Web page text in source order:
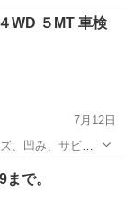
： Ｌターボ
フルセグ》両側
５MT 車検
7月12日
、凹み、サビは
も多少のガタはあ
コンも効きま
4WD 検8/9まで。